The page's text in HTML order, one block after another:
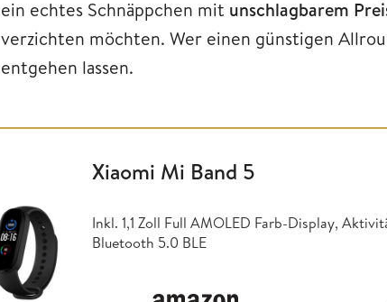
ein echtes Schnäppchen mit unschlagbarem
verzichten möchten. Wer einen günstigen
entgehen lassen.
Xiaomi Mi Band 5
Inkl. 1,1 Zoll Full AMOLED Farb-Display,
Bluetooth 5.0 BLE